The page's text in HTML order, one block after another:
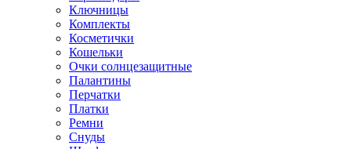
Ключницы
Комплекты
Косметички
Кошельки
Очки солнцезащитные
Палантины
Перчатки
Платки
Ремни
Снуды